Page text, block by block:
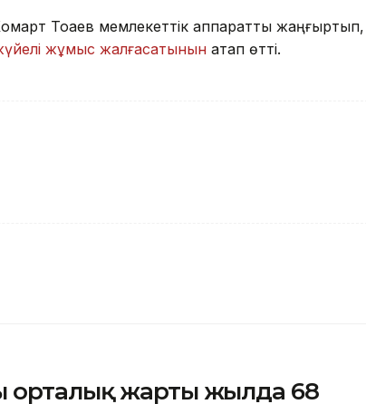
Тоқаев мемлекеттік аппаратты жаңғыртып,
жұмыс жалғасатынын атап өтті.
орталық жарты жылда 68